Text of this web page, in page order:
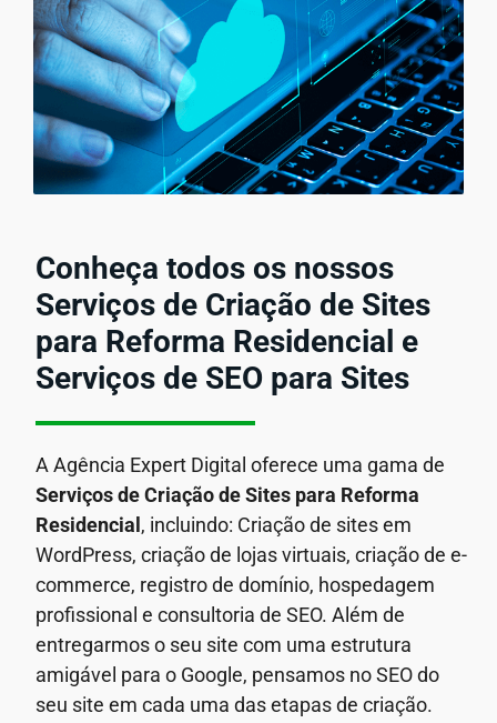
Conheça todos os nossos
Serviços de Criação de Sites
para Reforma Residencial e
Serviços de SEO para Sites
A Agência Expert Digital oferece uma gama de
Serviços de Criação de Sites para Reforma
Residencial , incluindo: Criação de sites em
WordPress, criação de lojas virtuais, criação de e-
commerce, registro de domínio, hospedagem
profissional e consultoria de SEO. Além de
entregarmos o seu site com uma estrutura
amigável para o Google, pensamos no SEO do
seu site em cada uma das etapas de criação.